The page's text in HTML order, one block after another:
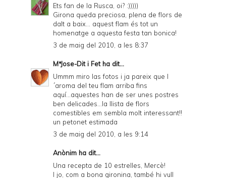
Ets fan de la Rusca, oi? :)))))
Girona queda preciosa, plena de flors de
dalt a baix... aquest flam és tot un
homenatge a aquesta festa tan bonica!
3 de maig del 2010, a les 8:37
MªJose-Dit i Fetha dit...
Ummm miro las fotos i ja pareix que l
´aroma del teu flam arriba fins
aquí...aquestes han de ser unes postres
ben delicades...la llista de flors
comestibles em sembla molt interessant!!
un petonet estimada
3 de maig del 2010, a les 9:14
Anònim ha dit...
Una recepta de 10 estrelles, Mercè!
I jo, com a bona gironina, també hi vull